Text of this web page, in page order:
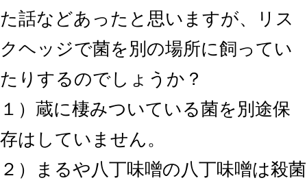
た話などあったと思いますが、リス
クヘッジで菌を別の場所に飼ってい
たりするのでしょうか？
１）蔵に棲みついている菌を別途保
存はしていません。
２）まるや八丁味噌の八丁味噌は殺菌